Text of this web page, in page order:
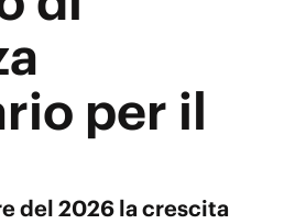
per il
del 2026 la crescita